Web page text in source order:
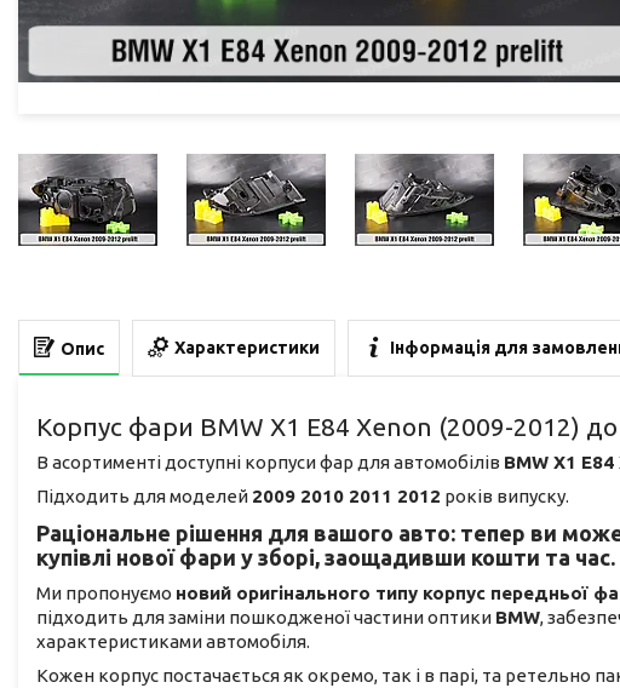
Опис Характеристики Інформація для
Корпус фари BMW X1 E84 Xenon (2009-2012)
В асортименті доступні корпуси фар для автомобілів BMW X1
Підходить для моделей 2009 2010 2011 2012 років випуску.
Раціональне рішення для вашого авто: тепер ви
купівлі нової фари у зборі, заощадивши кошти та час.
Ми пропонуємо новий оригінального типу корпус передньої
підходить для заміни пошкодженої частини оптики BMW,
характеристиками автомобіля.
Кожен корпус постачається як окремо, так і в парі, та ретельно